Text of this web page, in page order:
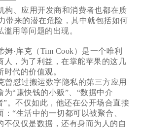
、应用开发商和消费者也都在质
带来的潜在危险，其中就包括如何
用等问题的出现。
·库克（Tim Cook）是一个唯利
人，为了利益，在掌舵苹果的这几
代的价值观。
怼过搬运数字隐私的第三方应用
为“赚快钱的小贩”、“数据中介
”。不仅如此，他还在公开场合直接
“生活中的一切都可以被聚合、
不仅仅是数据，还有身而为人的自